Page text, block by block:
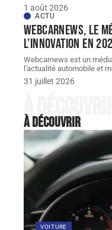
1 août 2026
ACTU
Webcarnews, le
l’innovation en
Webcarnews est un
l'actualité automobile et
31 juillet 2026
À découvrir
À découvrir
VOITURE